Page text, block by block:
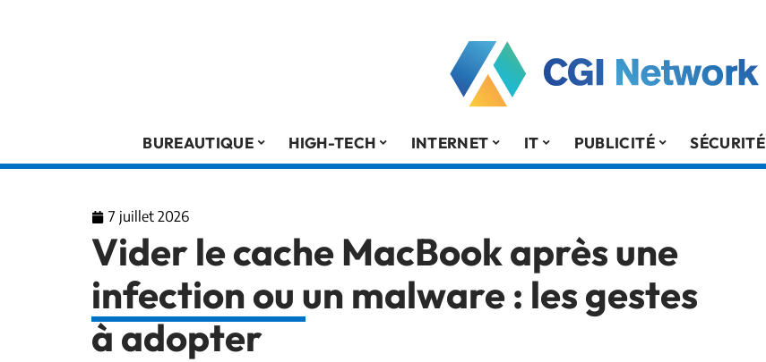
BUREAUTIQUE HIGH-TECH INTERNET IT PUBLICITÉ SÉCURITÉ
7 juillet 2026
Vider le cache MacBook après une
infection ou un malware : les gestes
à adopter